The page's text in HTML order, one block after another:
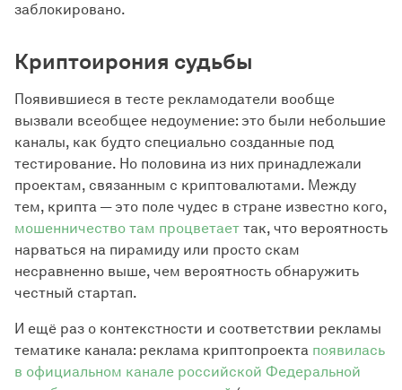
заблокировано.
Криптоирония судьбы
Появившиеся в тесте рекламодатели вообще
вызвали всеобщее недоумение: это были небольшие
каналы, как будто специально созданные под
тестирование. Но половина из них принадлежали
проектам, связанным с криптовалютами. Между
тем, крипта — это поле чудес в стране известно кого,
мошенничество там процветает так, что вероятность
нарваться на пирамиду или просто скам
несравненно выше, чем вероятность обнаружить
честный стартап.
И ещё раз о контекстности и соответствии рекламы
тематике канала: реклама криптопроекта появилась
в официальном канале российской Федеральной